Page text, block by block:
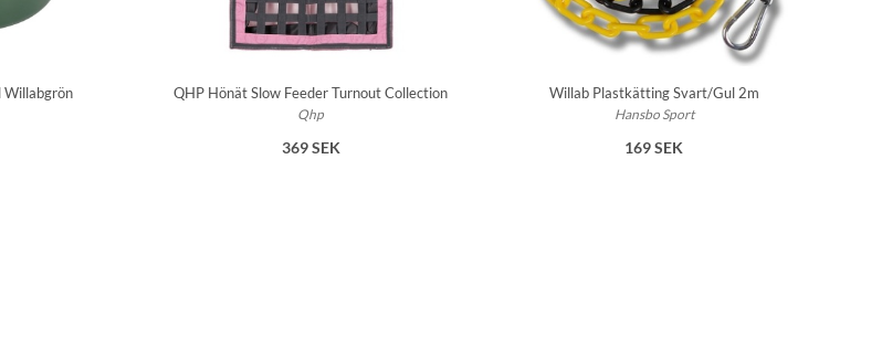
Willabgrön QHP Hönät Slow Feeder Turnout Collection
Qhp
369 SEK
Willab Plastkätting Svart/Gul 2m
Hansbo Sport
169 SEK